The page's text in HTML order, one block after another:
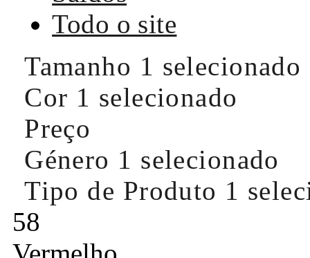
Todo o site
Tamanho 1 selecionado
Cor 1 selecionado
Preço
Género 1 selecionado
Tipo de Produto 1
58